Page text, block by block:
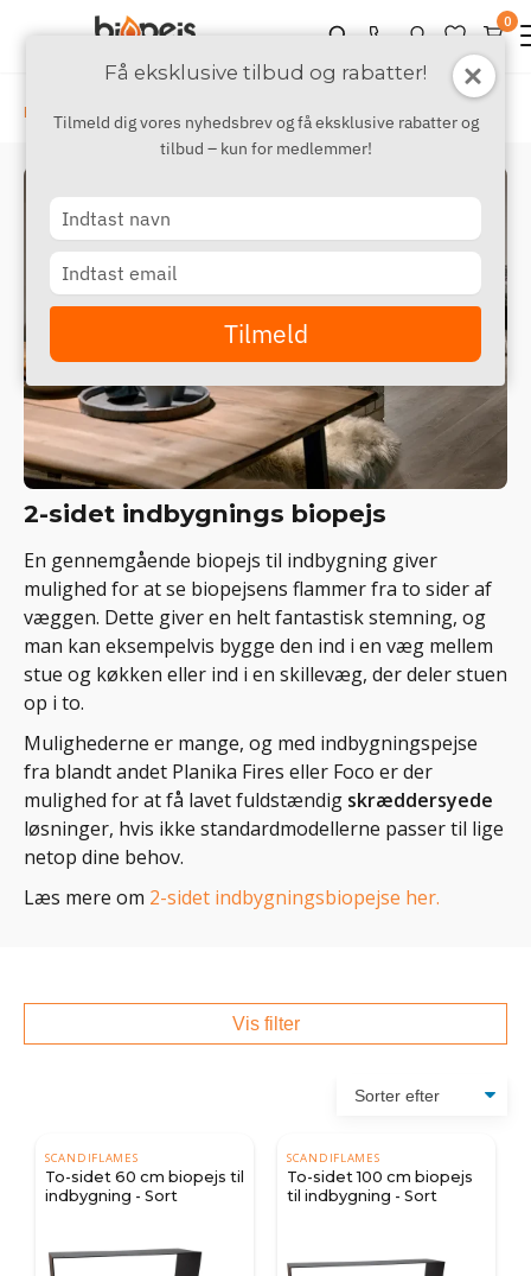
Få eksklusive tilbud og rabatter!
Tilmeld dig vores nyhedsbrev og få eksklusive rabatter og
tilbud – kun for medlemmer!
Type
your
name
Type
your
email
Tilmeld
0
Biopejs Til indbygning ›2-sidet indbygning
2-sidet indbygnings biopejs
En gennemgående biopejs til indbygning giver
mulighed for at se biopejsens flammer fra to sider af
væggen. Dette giver en helt fantastisk stemning, og
man kan eksempelvis bygge den ind i en væg mellem
stue og køkken eller ind i en skillevæg, der deler stuen
op i to.
Mulighederne er mange, og med indbygningspejse
fra blandt andet Planika Fires eller Foco er der
mulighed for at få lavet fuldstændig skræddersyede
løsninger, hvis ikke standardmodellerne passer til lige
netop dine behov.
Læs mere om 2-sidet indbygningsbiopejse her.
Vis filter
SCANDIFLAMES
To-sidet 60 cm biopejs til
indbygning - Sort
SCANDIFLAMES
To-sidet 100 cm biopejs
til indbygning - Sort